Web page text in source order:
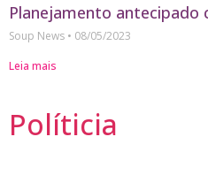
Planejamento antecipado
Soup News
08/05/2023
Leia mais
Políticia